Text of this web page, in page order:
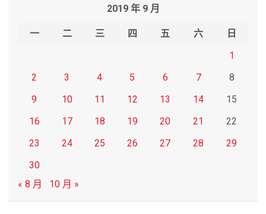
2019 年 9 月
一 二 三 四 五 六
日
1
2
3 4 5 6 7
8
9
10 11 12 13 14
15
16
17 18 19 20 21
22
23
24 25 26 27 28
29
30
« 8 月
10 月 »